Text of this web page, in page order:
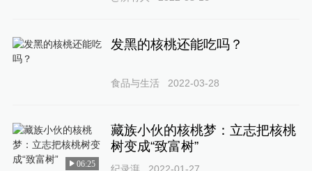
发黑的核桃还能吃吗？
食品与生活 2022-03-28
06:25
藏族小伙的核桃梦：立志把核桃
树变成“致富树”